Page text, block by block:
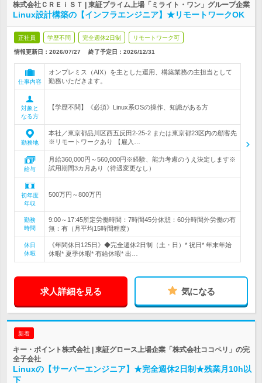
株式会社ＣＲＥｉＳＴ | 東証プライム上場「ミライト・ワン」グループ企業
Linux設計構築の【インフラエンジニア】★リモートワークOK
正社員 学歴不問 完全週休2日制 リモートワーク可
情報更新日：2026/07/27 終了予定日： 2026/12/31
仕事内容
オンプレミス（AIX）を主とした運用、構築業務の主担当として
勤務いただきます。
対象と
なる方
【学歴不問】《必須》Linux系OSの操作、知識がある方
勤務地
本社／東京都品川区西五反田2-25-2 または東京都23区内の顧客先
※リモートワークあり 【雇入…
給与
月給360,000円～560,000円※経験、能力考慮のうえ決定します※
試用期間3カ月あり（待遇変更なし）
初年度
年収
500万円～800万円
勤務
時間
9:00～17:45所定労働時間：7時間45分休憩：60分時間外労働の有
無：有（月平均15時間程度）
休日
休暇
《年間休日125日》◆完全週休2日制（土・日）* 祝日* 年末年始
休暇* 夏季休暇* 有給休暇* 出…
求人詳細を見る 気になる
新着
キー・ポイント株式会社 | 東証グロース上場企業「株式会社ココペリ」の完
全子会社
Linuxの【サーバーエンジニア】★完全週休2日制★残業月10h以
下